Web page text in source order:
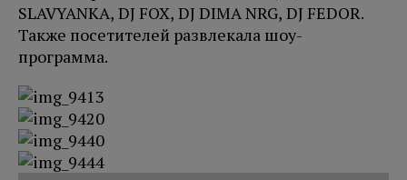
SLAVYANKA, DJ FOX, DJ DIMA NRG, DJ FEDOR.
Также посетителей развлекала шоу-
программа.